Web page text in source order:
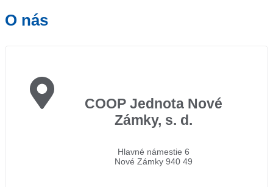
O nás
COOP Jednota Nové
Zámky, s. d.
Hlavné námestie 6
Nové Zámky 940 49